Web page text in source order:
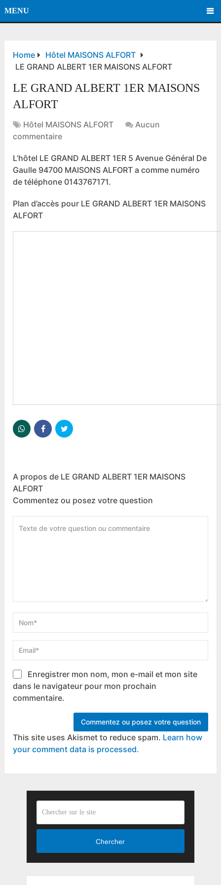
MENU
Home
Hôtel MAISONS ALFORT
LE GRAND ALBERT 1ER MAISONS ALFORT
LE GRAND ALBERT 1ER MAISONS
ALFORT
Hôtel MAISONS ALFORT
Aucun
commentaire
L’hôtel LE GRAND ALBERT 1ER 5 Avenue Général De
Gaulle 94700 MAISONS ALFORT a comme numéro
de téléphone 0143767171.
Plan d’accès pour LE GRAND ALBERT 1ER MAISONS
ALFORT
A propos de LE GRAND ALBERT 1ER MAISONS
ALFORT
Commentez ou posez votre question
Enregistrer mon nom, mon e-mail et mon site
dans le navigateur pour mon prochain
commentaire.
This site uses Akismet to reduce spam. Learn how
your comment data is processed.
Chercher